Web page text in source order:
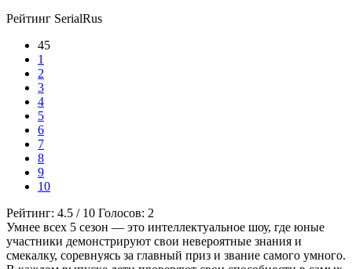
Рейтинг SerialRus
45
1
2
3
4
5
6
7
8
9
10
Рейтинг: 4.5 / 10 Голосов: 2
Умнее всех 5 сезон — это интеллектуальное шоу, где юные
участники демонстрируют свои невероятные знания и
смекалку, соревнуясь за главный приз и звание самого умного.